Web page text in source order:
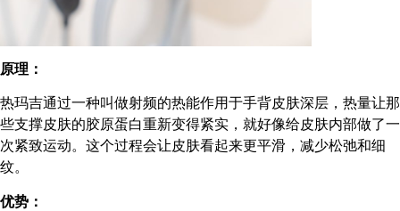
原理：
热玛吉通过一种叫做射频的热能作用于手背皮肤深层，热量让那
些支撑皮肤的胶原蛋白重新变得紧实，就好像给皮肤内部做了一
次紧致运动。这个过程会让皮肤看起来更平滑，减少松弛和细
纹。
优势：